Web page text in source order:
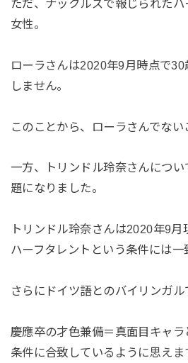
ただ、ナックルズで報じられた
女性。
ローラさんは2020年9月時点で
しません。
このことから、ローラさんでない
一方、トリンドル玲奈さんにつ
題になりました。
トリンドル玲奈さんは2020年9
ハーフタレントという条件には一
さらにドイツ語とのバイリンガル
慶應卒の才色兼備＝真面目キャ
条件に合致しているように思えま